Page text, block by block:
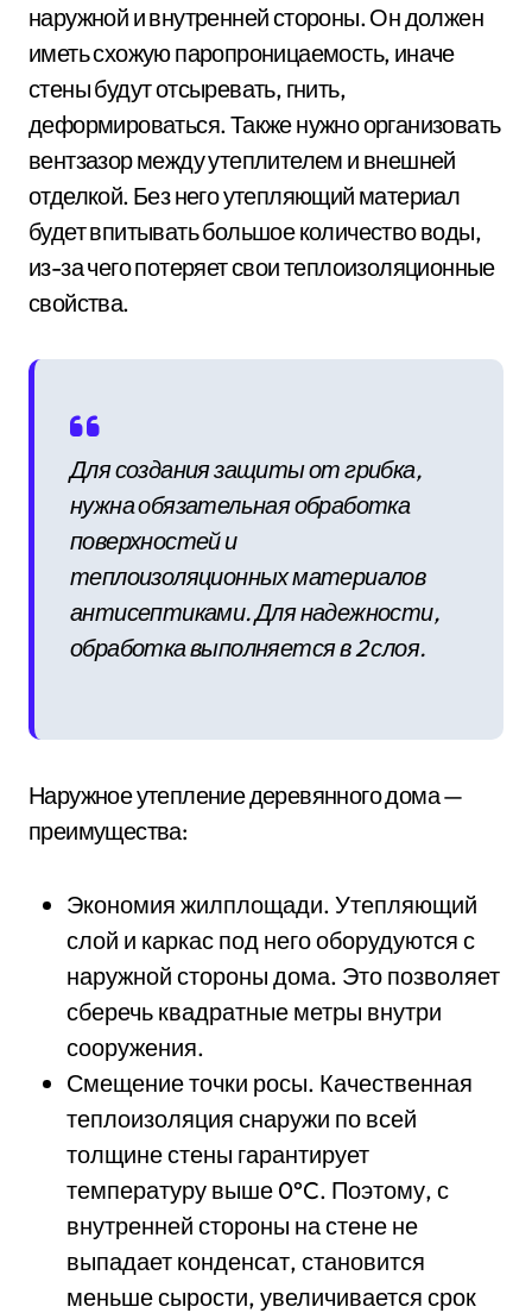
наружной и внутренней стороны. Он должен
иметь схожую паропроницаемость, иначе
стены будут отсыревать, гнить,
деформироваться. Также нужно организовать
вентзазор между утеплителем и внешней
отделкой. Без него утепляющий материал
будет впитывать большое количество воды,
из-за чего потеряет свои теплоизоляционные
свойства.
Для создания защиты от грибка,
нужна обязательная обработка
поверхностей и
теплоизоляционных материалов
антисептиками. Для надежности,
обработка выполняется в 2 слоя.
Наружное утепление деревянного дома —
преимущества:
Экономия жилплощади. Утепляющий
слой и каркас под него оборудуются с
наружной стороны дома. Это позволяет
сберечь квадратные метры внутри
сооружения.
Смещение точки росы. Качественная
теплоизоляция снаружи по всей
толщине стены гарантирует
температуру выше 0°C. Поэтому, с
внутренней стороны на стене не
выпадает конденсат, становится
меньше сырости, увеличивается срок